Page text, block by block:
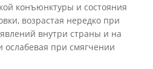
конъюнктуры и состояния
возрастая нередко при
внутри страны и на
при смягчении